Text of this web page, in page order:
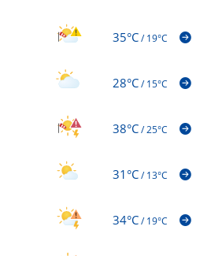
35°C/19°C
28°C/15°C
38°C/25°C
31°C/13°C
34°C/19°C